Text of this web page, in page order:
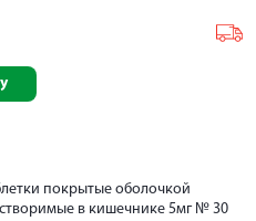
покрытые оболочкой
в кишечнике 5мг № 30